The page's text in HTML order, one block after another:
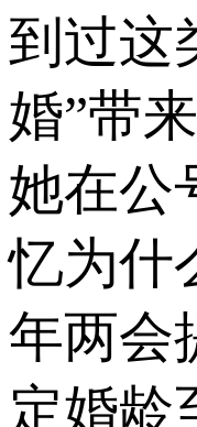
到过这
婚”带
她在公
忆为什
年两会
定婚龄